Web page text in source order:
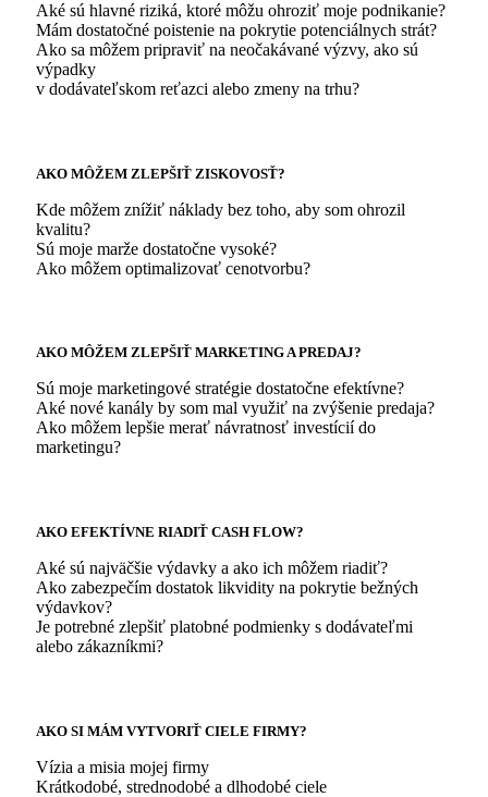
Aké sú hlavné riziká, ktoré môžu ohroziť moje podnikanie?
Mám dostatočné poistenie na pokrytie potenciálnych strát?
Ako sa môžem pripraviť na neočakávané výzvy, ako sú
výpadky
v dodávateľskom reťazci alebo zmeny na trhu?
AKO MÔŽEM ZLEPŠIŤ ZISKOVOSŤ?
Kde môžem znížiť náklady bez toho, aby som ohrozil
kvalitu?
Sú moje marže dostatočne vysoké?
Ako môžem optimalizovať cenotvorbu?
AKO MÔŽEM ZLEPŠIŤ MARKETING A PREDAJ?
Sú moje marketingové stratégie dostatočne efektívne?
Aké nové kanály by som mal využiť na zvýšenie predaja?
Ako môžem lepšie merať návratnosť investícií do
marketingu?
AKO EFEKTÍVNE RIADIŤ CASH FLOW?
Aké sú najväčšie výdavky a ako ich môžem riadiť?
Ako zabezpečím dostatok likvidity na pokrytie bežných
výdavkov?
Je potrebné zlepšiť platobné podmienky s dodávateľmi
alebo zákazníkmi?
AKO SI MÁM VYTVORIŤ CIELE FIRMY?
Vízia a misia mojej firmy
Krátkodobé, strednodobé a dlhodobé ciele